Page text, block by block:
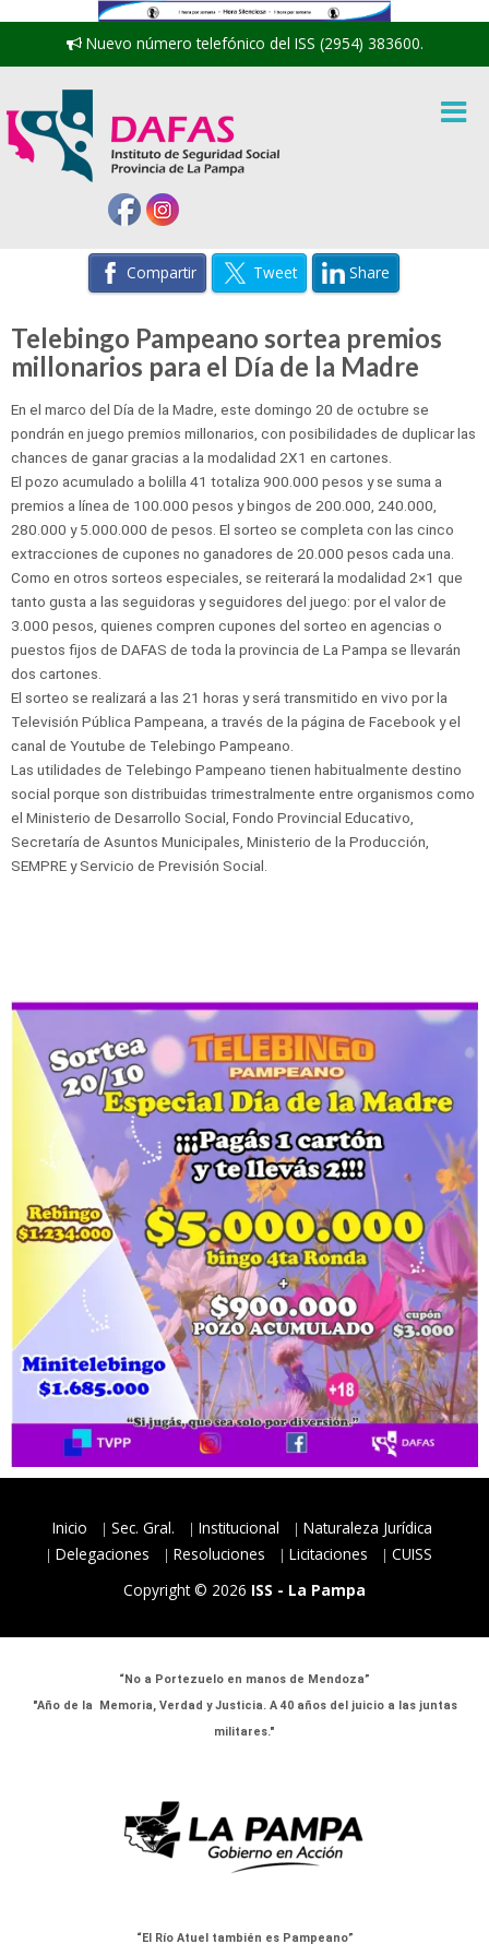
Nuevo número telefónico del ISS (2954) 383600.
Compartir Tweet Share
Telebingo Pampeano sortea premios
millonarios para el Día de la Madre
En el marco del Día de la Madre, este domingo 20 de octubre se
pondrán en juego premios millonarios, con posibilidades de duplicar las
chances de ganar gracias a la modalidad 2X1 en cartones.
El pozo acumulado a bolilla 41 totaliza 900.000 pesos y se suma a
premios a línea de 100.000 pesos y bingos de 200.000, 240.000,
280.000 y 5.000.000 de pesos. El sorteo se completa con las cinco
extracciones de cupones no ganadores de 20.000 pesos cada una.
Como en otros sorteos especiales, se reiterará la modalidad 2×1 que
tanto gusta a las seguidoras y seguidores del juego: por el valor de
3.000 pesos, quienes compren cupones del sorteo en agencias o
puestos fijos de DAFAS de toda la provincia de La Pampa se llevarán
dos cartones.
El sorteo se realizará a las 21 horas y será transmitido en vivo por la
Televisión Pública Pampeana, a través de la página de Facebook y el
canal de Youtube de Telebingo Pampeano.
Las utilidades de Telebingo Pampeano tienen habitualmente destino
social porque son distribuidas trimestralmente entre organismos como
el Ministerio de Desarrollo Social, Fondo Provincial Educativo,
Secretaría de Asuntos Municipales, Ministerio de la Producción,
SEMPRE y Servicio de Previsión Social.
Inicio Sec. Gral. Institucional
Naturaleza Jurídica
Delegaciones
Resoluciones Licitaciones
CUISS
Copyright © 2026 ISS - La Pampa
“No a Portezuelo en manos de Mendoza”
"Año de la Memoria, Verdad y Justicia. A 40 años del juicio a las juntas
militares."
“El Río Atuel también es Pampeano”